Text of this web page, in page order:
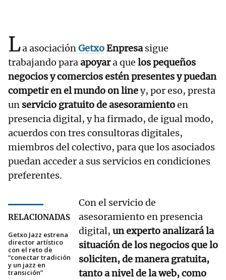
La asociaciónGetxoEnpresasigue
trabajando paraapoyara que los pequeños
negocios y comercios estén presentes y puedan
competir en el mundo on liney, por eso, presta
un servicio gratuito de asesoramientoen
presencia digital, y ha firmado, de igual modo,
acuerdos con tres consultoras digitales,
miembros del colectivo, para que los asociados
puedan acceder a sus servicios en condiciones
preferentes.
RELACIONADAS
Getxo Jazz estrena
director artístico
con el reto de
“conectar tradición
y un jazz en
transición”
Con el servicio de
asesoramiento en presencia
digital, un experto analizará la
situación de los negocios que lo
soliciten, de manera gratuita,
tanto a nivel de la web, como